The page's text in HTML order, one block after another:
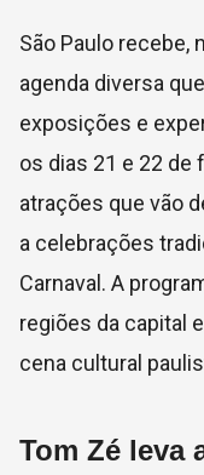
São Paulo recebe,
agenda diversa
exposições e
os dias 21 e 22 de
atrações que vão
a celebrações
Carnaval. A
regiões da capital
cena cultural
Tom Zé leva